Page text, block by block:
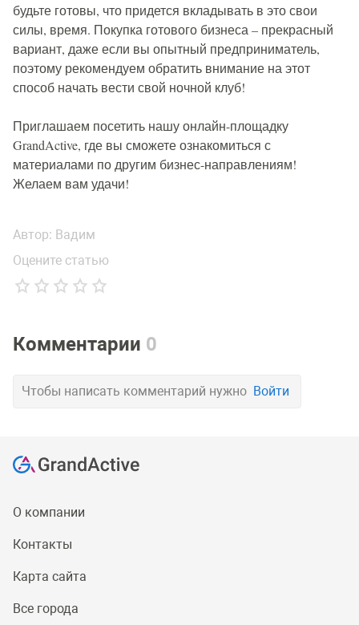
будьте готовы, что придется вкладывать в это свои
силы, время. Покупка готового бизнеса – прекрасный
вариант, даже если вы опытный предприниматель,
поэтому рекомендуем обратить внимание на этот
способ начать вести свой ночной клуб!
Приглашаем посетить нашу онлайн-площадку
GrandActive, где вы сможете ознакомиться с
материалами по другим бизнес-направлениям!
Желаем вам удачи!
Автор: Вадим
Оцените статью
Комментарии 0
Чтобы написать комментарий нужно Войти
О компании
Контакты
Карта сайта
Все города